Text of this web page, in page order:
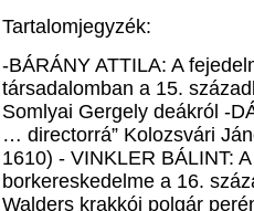
Tartalomjegyzék:
-BÁRÁNY ATTILA: A
társadalomban a 15.
Somlyai Gergely deákról -
… directorrá” Kolozsvári
1610) - VINKLER BÁLINT:
borkereskedelme a 16.
Walders krakkói polgár